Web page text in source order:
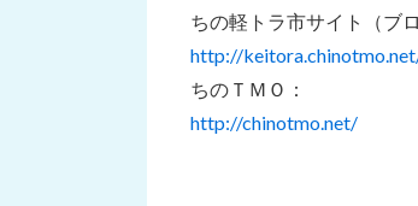
ちの軽トラ市サイト（ブ
http://
ちのＴＭＯ：
http://chinotmo.net/